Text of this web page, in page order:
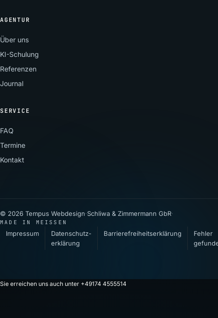
AGENTUR
Über uns
KI-Schulung
Referenzen
Journal
SERVICE
FAQ
Termine
Kontakt
© 2026 Tempus Webdesign·Schliwa & Zimmermann GbR·
MADE IN MEISSEN
Impressum
Datenschutz­
erklärung
Barrierefreiheitserklärung
Fehler
Sie erreichen uns auch unter +49174 4555514